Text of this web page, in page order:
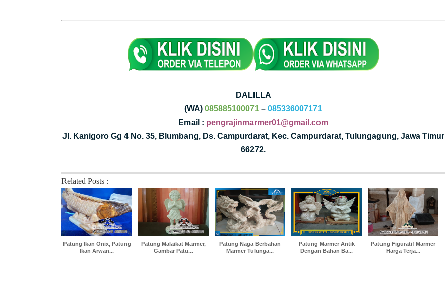
DALILLA
(WA) 085885100071 – 085336007171
Email : pengrajinmarmer01@gmail.com
Jl. Kanigoro Gg 4 No. 35, Blumbang, Ds. Campurdarat, Kec. Campurdarat, Tulungagung, Jawa Timur
66272.
Related Posts :
Patung Ikan Onix, Patung
Ikan Arwan...
Patung Malaikat Marmer,
Gambar Patu...
Patung Naga Berbahan
Marmer Tulunga...
Patung Marmer Antik
Dengan Bahan Ba...
Patung Figuratif Marmer
Harga Terja...